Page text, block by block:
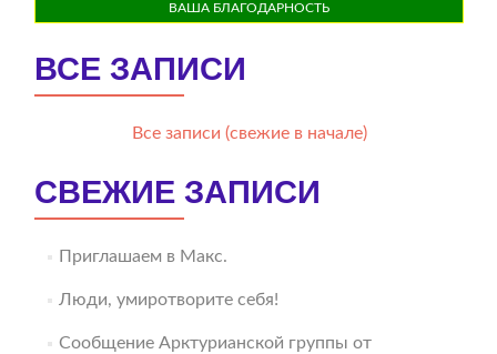
ВАША БЛАГОДАРНОСТЬ
ВСЕ ЗАПИСИ
Все записи (свежие в начале)
СВЕЖИЕ ЗАПИСИ
Приглашаем в Макс.
Люди, умиротворите себя!
Сообщение Арктурианской группы от